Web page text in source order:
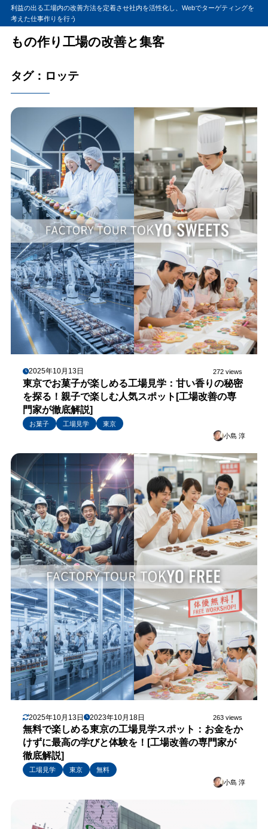
利益の出る工場内の改善方法を定着させ社内を活性化し、Webでターゲティングを
考えた仕事作りを行う
もの作り工場の改善と集客
タグ：ロッテ
2025年10月13日 272 views
東京でお菓子が楽しめる工場見学：甘い香りの秘密
を探る！親子で楽しむ人気スポット[工場改善の専
門家が徹底解説]
お菓子 工場見学
東京
小島 淳
2025年10月13日 2023年10月18日 263 views
無料で楽しめる東京の工場見学スポット：お金をか
けずに最高の学びと体験を！[工場改善の専門家が
徹底解説]
工場見学 東京
無料
小島 淳